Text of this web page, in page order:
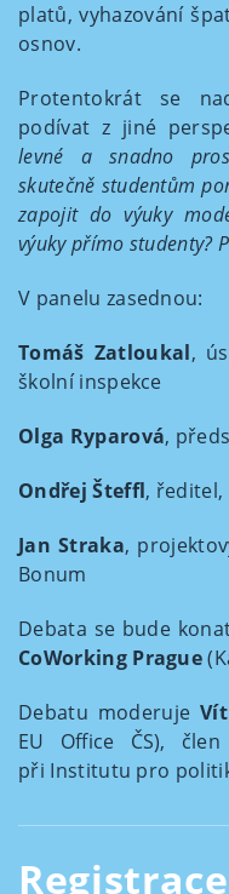
platů, vyhazování
osnov.
Protentokrát se
podívat z jiné
levné a snadno
skutečně studentům
zapojit do výuky
výuky přímo studenty?
V panelu zasednou:
Tomáš Zatloukal,
školní inspekce
Olga Ryparová,
Ondřej Šteffl, ředitel,
Jan Straka,
Bonum
Debata se bude
CoWorking Prague
Debatu moderuje
EU Office ČS),
při Institutu pro
Registrace